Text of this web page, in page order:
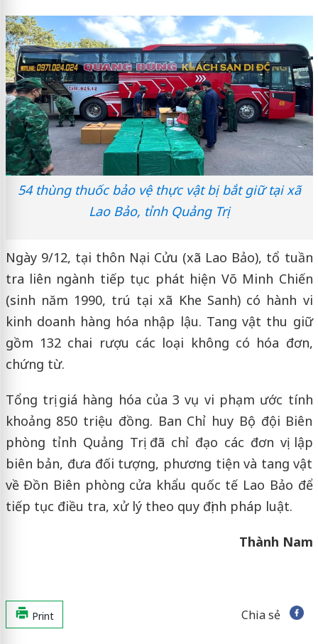
54 thùng thuốc bảo vệ thực vật bị bắt giữ tại xã
Lao Bảo, tỉnh Quảng Trị
Ngày 9/12, tại thôn Nại Cửu (xã Lao Bảo), tổ tuần
tra liên ngành tiếp tục phát hiện Võ Minh Chiến
(sinh năm 1990, trú tại xã Khe Sanh) có hành vi
kinh doanh hàng hóa nhập lậu. Tang vật thu giữ
gồm 132 chai rượu các loại không có hóa đơn,
chứng từ.
Tổng trị giá hàng hóa của 3 vụ vi phạm ước tính
khoảng 850 triệu đồng. Ban Chỉ huy Bộ đội Biên
phòng tỉnh Quảng Trị đã chỉ đạo các đơn vị lập
biên bản, đưa đối tượng, phương tiện và tang vật
về Đồn Biên phòng cửa khẩu quốc tế Lao Bảo để
tiếp tục điều tra, xử lý theo quy định pháp luật.
Thành Nam
Print Chia sẻ